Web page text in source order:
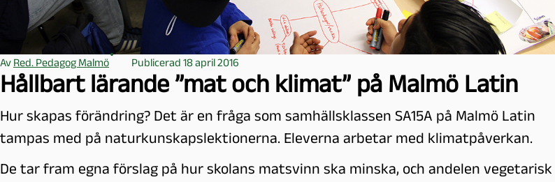
Av Red. Pedagog Malmö Publicerad 18 april 2016
Hållbart lärande ”mat och klimat” på Malmö Latin
Hur skapas förändring? Det är en fråga som samhällsklassen SA15A på Malmö Latin
tampas med på naturkunskapslektionerna. Eleverna arbetar med klimatpåverkan.
De tar fram egna förslag på hur skolans matsvinn ska minska, och andelen vegetarisk